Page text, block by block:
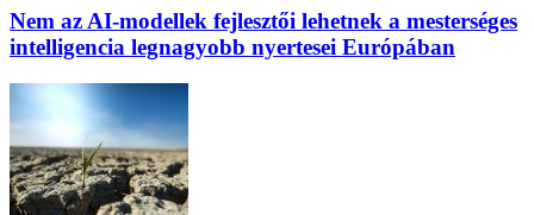
Nem az AI-modellek fejlesztői lehetnek a mesterséges
intelligencia legnagyobb nyertesei Európában